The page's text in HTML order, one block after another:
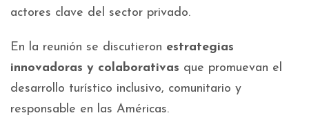
actores clave del sector privado.
En la reunión se discutieron estrategias
innovadoras y colaborativas que promuevan el
desarrollo turístico inclusivo, comunitario y
responsable en las Américas.